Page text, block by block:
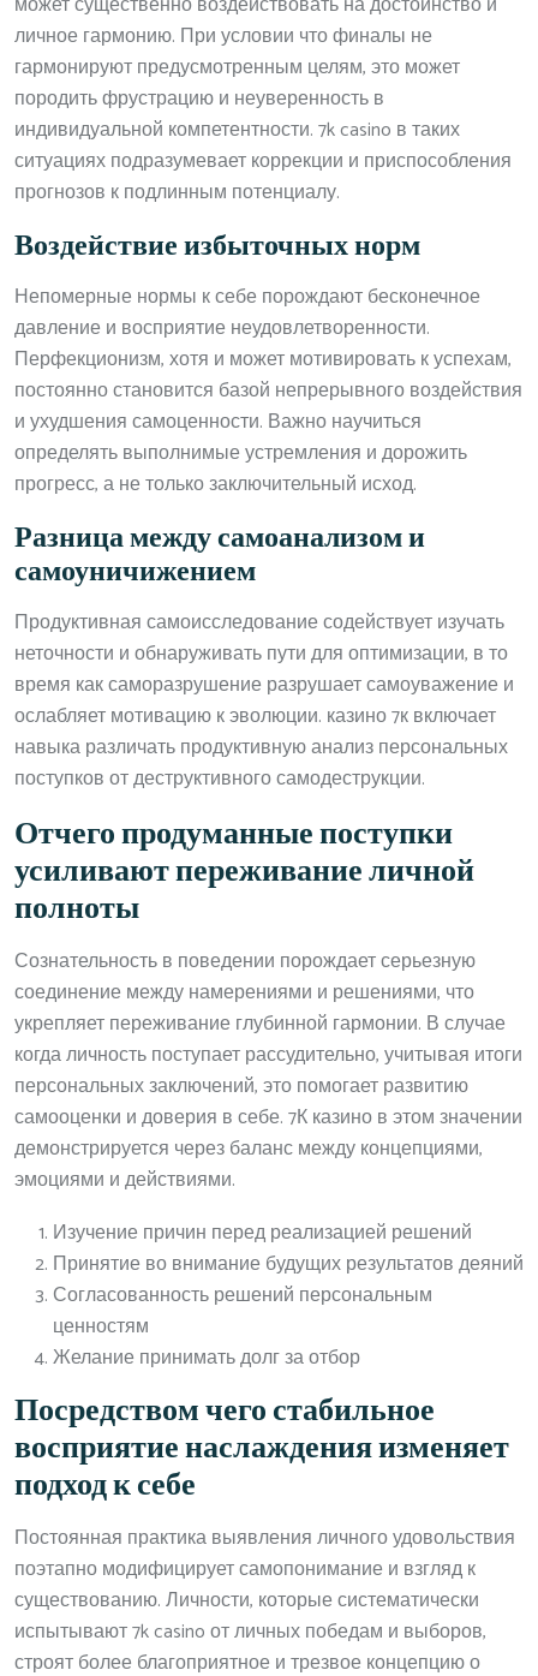
личное гармонию. При условии что финалы не
гармонируют предусмотренным целям, это может
породить фрустрацию и неуверенность в
индивидуальной компетентности. 7k casino в таких
ситуациях подразумевает коррекции и приспособления
прогнозов к подлинным потенциалу.
Воздействие избыточных норм
Непомерные нормы к себе порождают бесконечное
давление и восприятие неудовлетворенности.
Перфекционизм, хотя и может мотивировать к успехам,
постоянно становится базой непрерывного воздействия
и ухудшения самоценности. Важно научиться
определять выполнимые устремления и дорожить
прогресс, а не только заключительный исход.
Разница между самоанализом и
самоуничижением
Продуктивная самоисследование содействует изучать
неточности и обнаруживать пути для оптимизации, в то
время как саморазрушение разрушает самоуважение и
ослабляет мотивацию к эволюции. казино 7к включает
навыка различать продуктивную анализ персональных
поступков от деструктивного самодеструкции.
Отчего продуманные поступки
усиливают переживание личной
полноты
Сознательность в поведении порождает серьезную
соединение между намерениями и решениями, что
укрепляет переживание глубинной гармонии. В случае
когда личность поступает рассудительно, учитывая итоги
персональных заключений, это помогает развитию
самооценки и доверия в себе. 7К казино в этом значении
демонстрируется через баланс между концепциями,
эмоциями и действиями.
Изучение причин перед реализацией решений
Принятие во внимание будущих результатов деяний
Согласованность решений персональным
ценностям
Желание принимать долг за отбор
Посредством чего стабильное
восприятие наслаждения изменяет
подход к себе
Постоянная практика выявления личного удовольствия
поэтапно модифицирует самопонимание и взгляд к
существованию. Личности, которые систематически
испытывают 7k casino от личных победам и выборов,
строят более благоприятное и трезвое концепцию о